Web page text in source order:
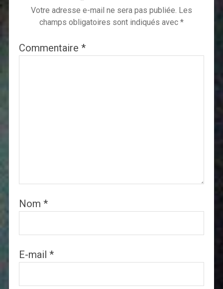
Votre adresse e-mail ne sera pas publiée. Les
champs obligatoires sont indiqués avec *
Commentaire *
Nom *
E-mail *